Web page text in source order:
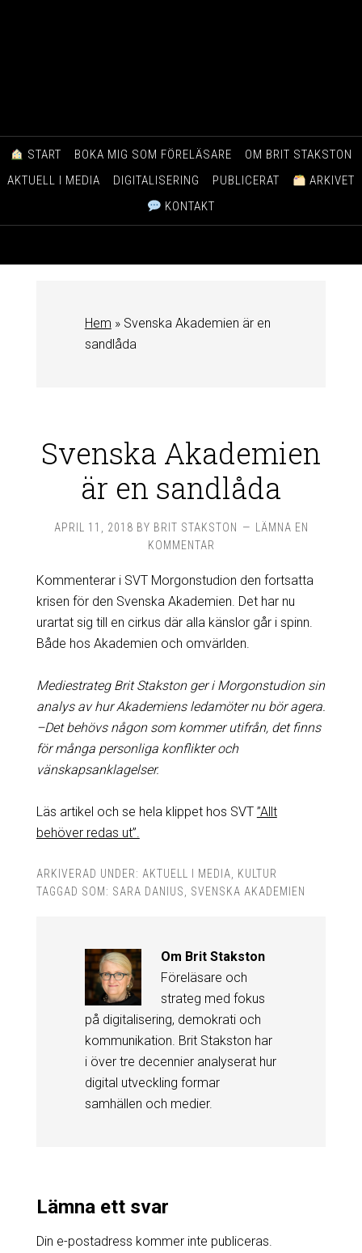
START BOKA MIG SOM FÖRELÄSARE
OM BRIT STAKSTON
AKTUELL I MEDIA
DIGITALISERING PUBLICERAT
ARKIVET
KONTAKT
Hem » Svenska Akademien är en
sandlåda
Svenska Akademien
är en sandlåda
APRIL 11, 2018 BY BRIT STAKSTON
LÄMNA EN
KOMMENTAR
Kommenterar i SVT Morgonstudion den fortsatta
krisen för den Svenska Akademien. Det har nu
urartat sig till en cirkus där alla känslor går i spinn.
Både hos Akademien och omvärlden.
Mediestrateg Brit Stakston ger i Morgonstudion sin
analys av hur Akademiens ledamöter nu bör agera.
–Det behövs någon som kommer utifrån, det finns
för många personliga konflikter och
vänskapsanklagelser.
Läs artikel och se hela klippet hos SVT ”Allt
behöver redas ut”.
ARKIVERAD UNDER: AKTUELL I MEDIA
KULTUR
TAGGAD SOM: SARA DANIUS SVENSKA AKADEMIEN
Om Brit Stakston
Föreläsare och
strateg med fokus
på digitalisering, demokrati och
kommunikation. Brit Stakston har
i över tre decennier analyserat hur
digital utveckling formar
samhällen och medier.
Lämna ett svar
Din e-postadress kommer inte publiceras.